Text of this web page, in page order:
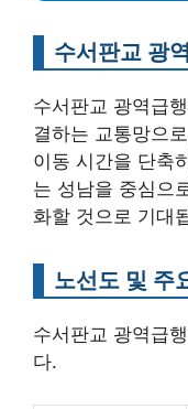
수서판교 광
수서판교 광역급
결하는 교통망으
이동 시간을 단축
는 성남을 중심으
화할 것으로 기대
노선도 및 주
수서판교 광역급
다.